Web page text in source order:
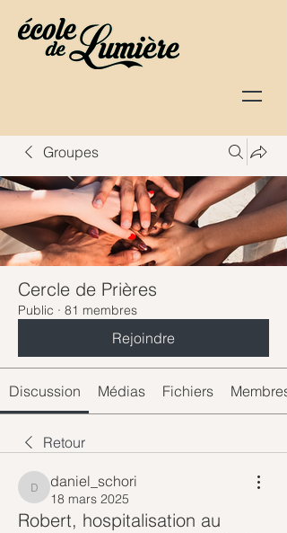
Groupes
Cercle de Prières
Public · 81 membres
Rejoindre
Discussion Médias Fichiers Membres
Retour
daniel_schori
daniel_schori
18 mars 2025
Robert, hospitalisation au